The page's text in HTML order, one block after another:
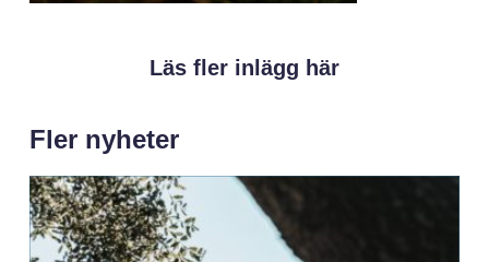
Läs fler inlägg här
Fler nyheter